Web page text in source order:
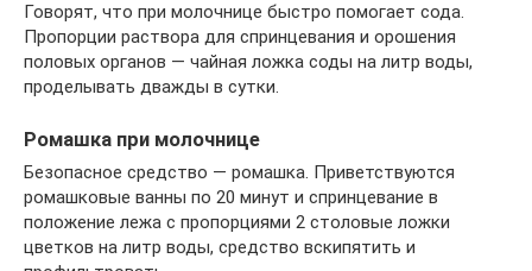
Говорят, что при молочнице быстро помогает сода.
Пропорции раствора для спринцевания и орошения
половых органов — чайная ложка соды на литр воды,
проделывать дважды в сутки.
Ромашка при молочнице
Безопасное средство — ромашка. Приветствуются
ромашковые ванны по 20 минут и спринцевание в
положение лежа с пропорциями 2 столовые ложки
цветков на литр воды, средство вскипятить и